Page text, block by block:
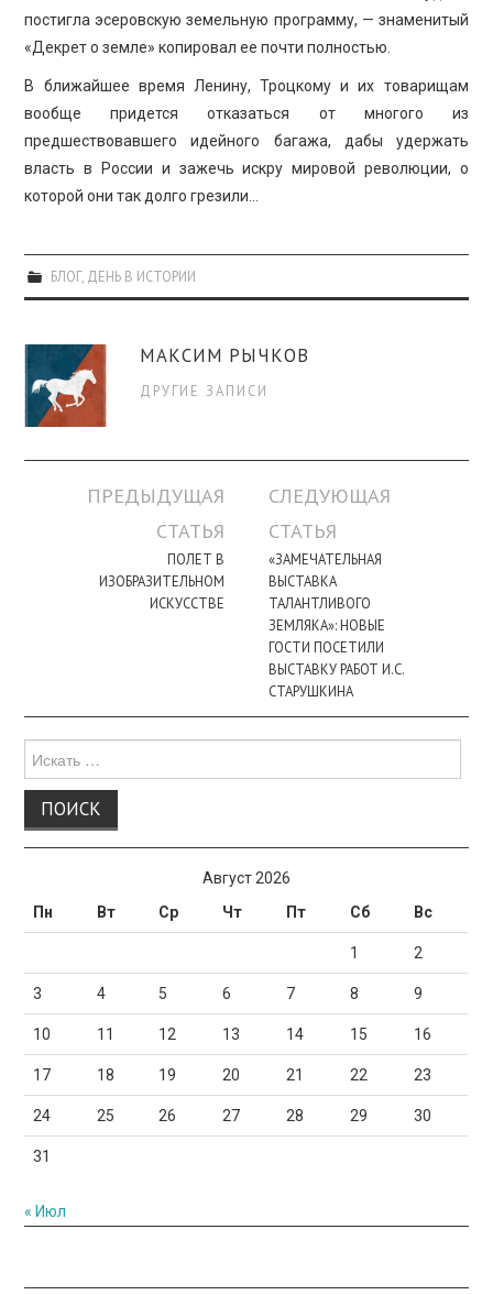
постигла эсеровскую земельную программу, — знаменитый
«Декрет о земле» копировал ее почти полностью.
В ближайшее время Ленину, Троцкому и их товарищам
вообще придется отказаться от многого из
предшествовавшего идейного багажа, дабы удержать
власть в России и зажечь искру мировой революции, о
которой они так долго грезили…
БЛОГ, ДЕНЬ В ИСТОРИИ
МАКСИМ РЫЧКОВ
ДРУГИЕ ЗАПИСИ
Навигация
ПРЕДЫДУЩАЯ
СТАТЬЯ
ПОЛЕТ В
ИЗОБРАЗИТЕЛЬНОМ
ИСКУССТВЕ
СЛЕДУЮЩАЯ
СТАТЬЯ
«ЗАМЕЧАТЕЛЬНАЯ
ВЫСТАВКА
ТАЛАНТЛИВОГО
ЗЕМЛЯКА»: НОВЫЕ
ГОСТИ ПОСЕТИЛИ
ВЫСТАВКУ РАБОТ И.С.
СТАРУШКИНА
для:
Август 2026
Пн
Вт Ср Чт Пт Сб Вс
1 2
3 4 5 6 7 8 9
10 11 12 13 14 15 16
17 18 19 20 21 22 23
24 25 26 27 28 29 30
31
« Июл